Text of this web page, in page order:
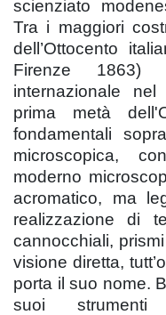
scienziato
Tra i maggiori
dell’Ottocento
Firenze
internazionale
prima metà
fondamentali
microscopica,
moderno
acromatico, ma
realizzazione di
cannocchiali,
visione diretta,
porta il suo nome.
suoi strumenti